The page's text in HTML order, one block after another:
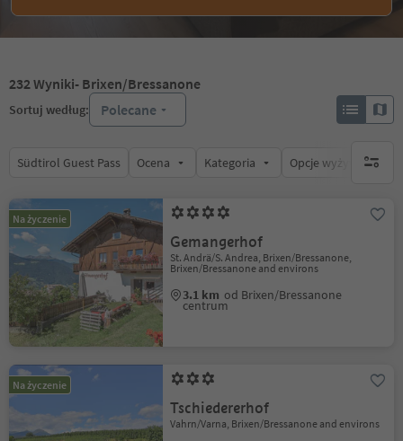
232Wyniki- Brixen/Bressanone
Sortuj według: Polecane
Südtirol Guest Pass Ocena Kategoria Opcje wyżywieniabrak
Na życzenie
Gemangerhof
St. Andrä/S. Andrea, Brixen/Bressanone,
Brixen/Bressanone and environs
3.1 km od Brixen/Bressanone
centrum
Na życzenie
Tschiedererhof
Vahrn/Varna, Brixen/Bressanone and environs